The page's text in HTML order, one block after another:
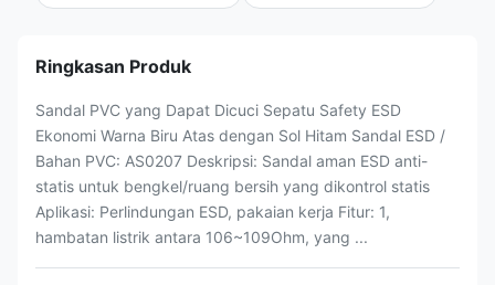
Ringkasan Produk
Sandal PVC yang Dapat Dicuci Sepatu Safety ESD
Ekonomi Warna Biru Atas dengan Sol Hitam Sandal ESD /
Bahan PVC: AS0207 Deskripsi: Sandal aman ESD anti-
statis untuk bengkel/ruang bersih yang dikontrol statis
Aplikasi: Perlindungan ESD, pakaian kerja Fitur: 1,
hambatan listrik antara 106~109Ohm, yang ...